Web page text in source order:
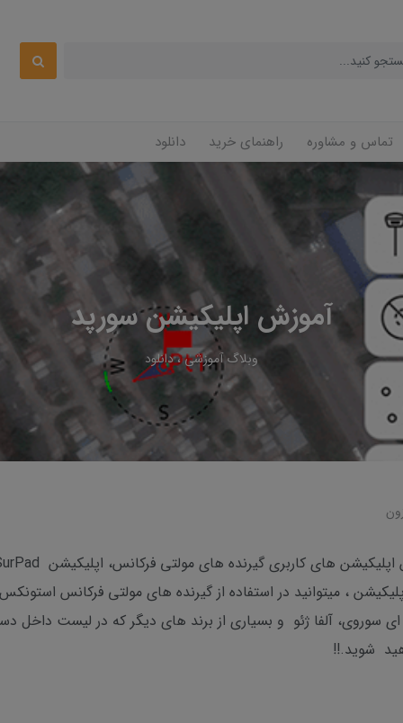
تماس و مشاوره راهنمای خرید دانلود
آموزش اپلیکیشن سورپد
وبلاگ آموزشی دانلود
، میتوانید در استفاده از گیرنده های مولتی فرکانس
سوروی، آلفا ژئو و بسیاری از برند های دیگر که در لیست داخل
شوید.!!